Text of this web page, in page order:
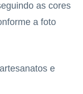
as cores
a foto
e